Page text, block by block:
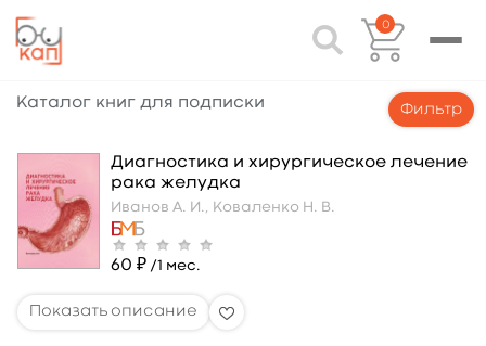
0
Каталог книг для подписки Фильтр
Диагностика и хирургическое лечение
рака желудка
Иванов А. И., Коваленко Н. В.
60 ₽ /1 мес.